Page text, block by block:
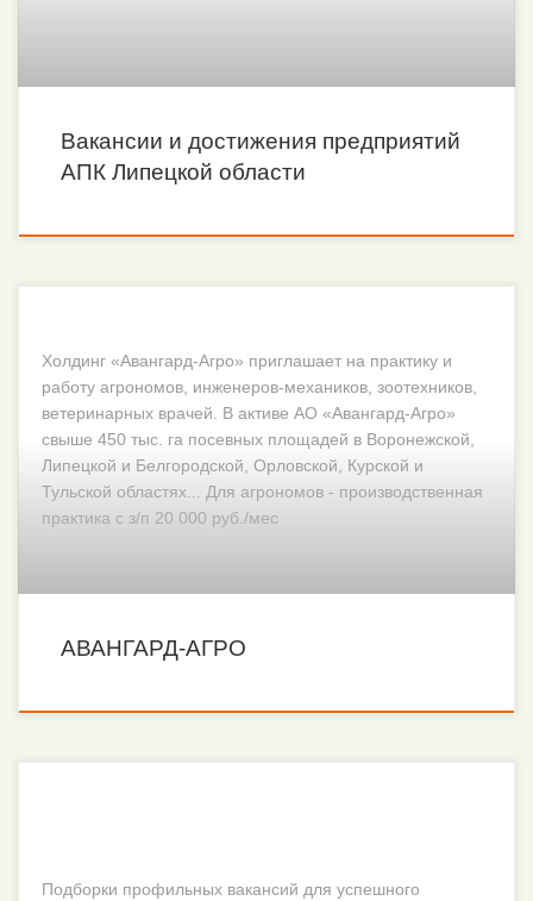
Вакансии и достижения предприятий
АПК Липецкой области
Холдинг «Авангард-Агро» приглашает на практику и
работу агрономов, инженеров-механиков, зоотехников,
ветеринарных врачей. В активе АО «Авангард-Агро»
свыше 450 тыс. га посевных площадей в Воронежской,
Липецкой и Белгородской, Орловской, Курской и
Тульской областях... Для агрономов - производственная
практика с з/п 20 000 руб./мес
АВАНГАРД-АГРО
Подборки профильных вакансий для успешного